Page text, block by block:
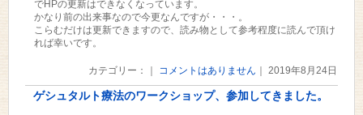
でHPの更新はできなくなっています。
かなり前の出来事なので今更なんですが・・・。
こらむだけは更新できますので、読み物として参考程度に読んで頂け
れば幸いです。
カテゴリー：｜ コメントはありません ｜ 2019年8月24日
ゲシュタルト療法のワークショップ、参加してきました。